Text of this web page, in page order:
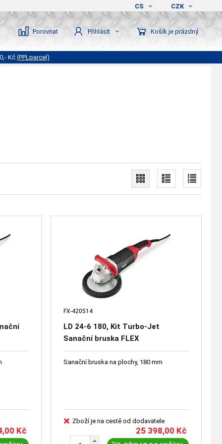
CS CZK
Porovnat Přihlásit Košík je prázdný
Kč (PPLparcel)
Kč
FX-420514
LD 24-6 180, Kit Turbo-Jet
Sanační bruska FLEX
Sanační bruska na plochy, 180 mm
Zboží je na cestě od dodavatele
25 398,00 Kč